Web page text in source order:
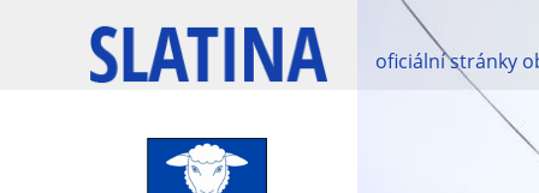
oficiální stránky